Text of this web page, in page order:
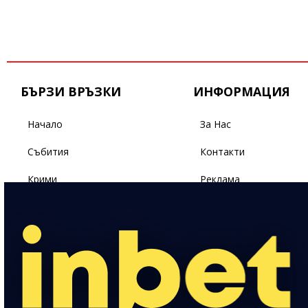
БЪРЗИ ВРЪЗКИ
Начало
Събития
Крими
Политика
ИНФОРМАЦИЯ
За Нас
Контакти
Реклама
Поверителност